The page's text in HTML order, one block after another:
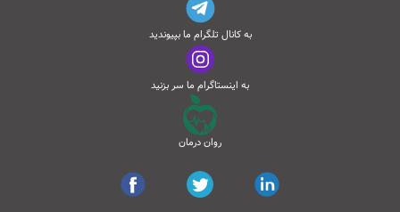
به کانال تلگرام ما بپیوندید
به اینستاگرام ما سر بزنید
روان درمان